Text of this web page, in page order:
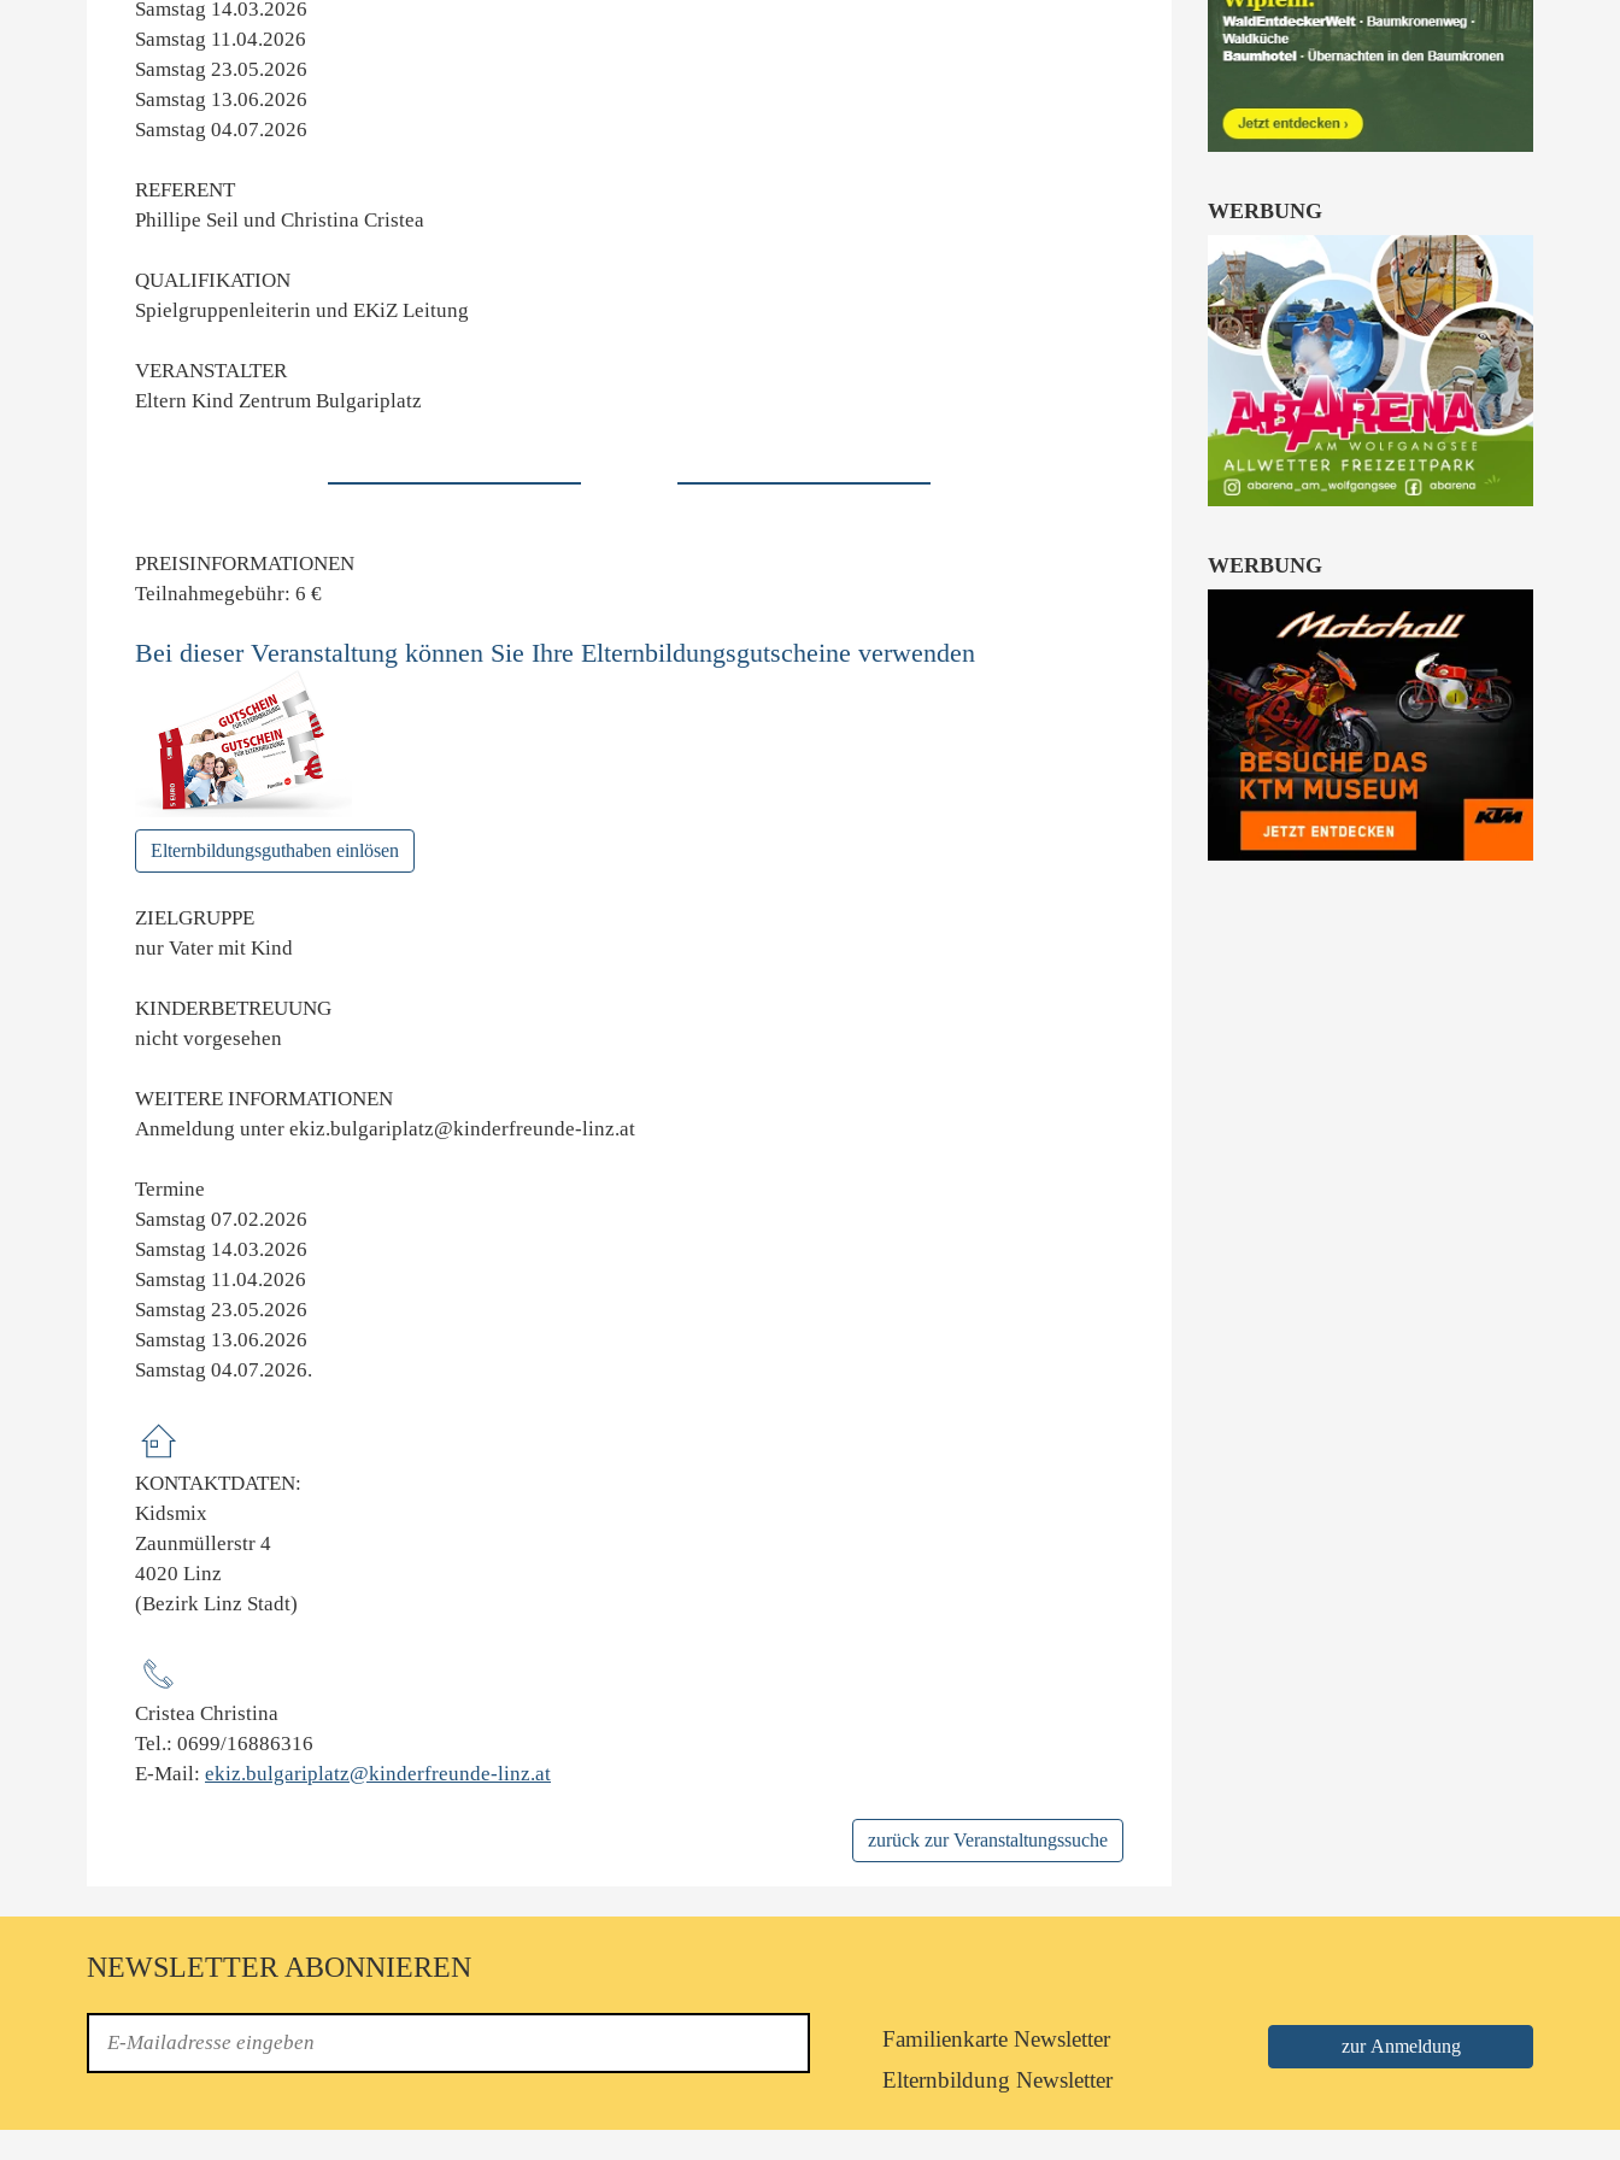
Samstag 14.03.2026
Samstag 11.04.2026
Samstag 23.05.2026
Samstag 13.06.2026
Samstag 04.07.2026
REFERENT
Phillipe Seil und Christina Cristea
QUALIFIKATION
Spielgruppenleiterin und EKiZ Leitung
VERANSTALTER
Eltern Kind Zentrum Bulgariplatz
PREISINFORMATIONEN
Teilnahmegebühr: 6 €
Bei dieser Veranstaltung können Sie Ihre Elternbildungsgutscheine verwenden
Elternbildungsguthaben einlösen
ZIELGRUPPE
nur Vater mit Kind
KINDERBETREUUNG
nicht vorgesehen
WEITERE INFORMATIONEN
Anmeldung unter ekiz.bulgariplatz@kinderfreunde-linz.at
Termine
Samstag 07.02.2026
Samstag 14.03.2026
Samstag 11.04.2026
Samstag 23.05.2026
Samstag 13.06.2026
Samstag 04.07.2026.
KONTAKTDATEN:
Kidsmix
Zaunmüllerstr 4
4020 Linz
(Bezirk Linz Stadt)
Cristea Christina
Tel.: 0699/16886316
E-Mail: ekiz.bulgariplatz@kinderfreunde-linz.at
zurück zur Veranstaltungssuche
Kinder von 6 bis 10
Jahren.
WERBUNG
WERBUNG
NEWSLETTER ABONNIEREN
Newsletterkategorie
abonnieren
Familienkarte Newsletter
Elternbildung Newsletter